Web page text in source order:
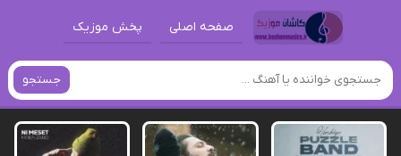
صفحه اصلی پخش موزیک
جستجو